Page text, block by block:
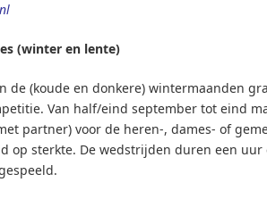
(winter en lente)
de (koude en donkere) wintermaanden
Van half/eind september tot eind
partner) voor de heren-, dames- of
op sterkte. De wedstrijden duren een